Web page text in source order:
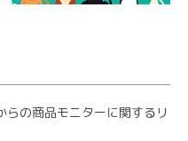
らの商品モニターに関するリ